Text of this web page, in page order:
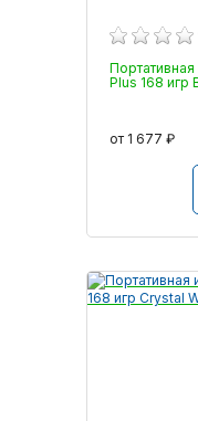
Портативная
Plus 168 игр
от 1 677 ₽